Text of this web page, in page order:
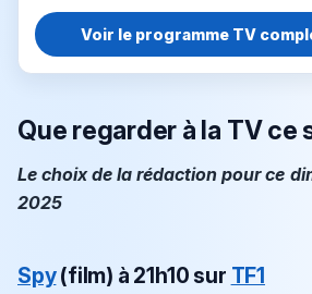
Voir le programme TV
Que regarder à la TV ce
Le choix de la rédaction pour ce
2025
Spy(film) à 21h10 sur TF1